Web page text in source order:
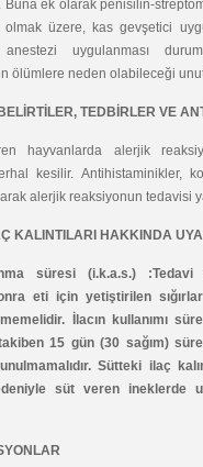
Buna ek olarak penisilin-
üzere, kas gevşetici
uygulanması
ölümlere neden olabileceği
TEDBİRLER VE
hayvanlarda alerjik
kesilir. Antihistaminikler,
alerjik reaksiyonun tedavisi
KALINTILARI HAKKINDA
süresi (i.k.a.s.)
eti için yetiştirilen
İlacın kullanımı
takiben 15 gün (30 sağım)
Sütteki ilaç
süt veren ineklerde